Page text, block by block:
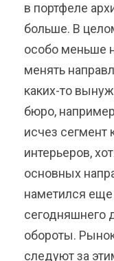
в портфеле
больше. В
особо меньше
менять
каких-то
бюро,
исчез
интерьеров,
основных
наметился
сегодняшнего
обороты.
следуют за